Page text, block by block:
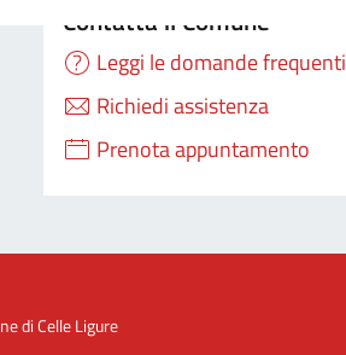
Contatta il Comune
Leggi le domande frequenti
Richiedi assistenza
Prenota appuntamento
di Celle Ligure